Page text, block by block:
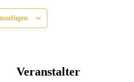
Veranstalter